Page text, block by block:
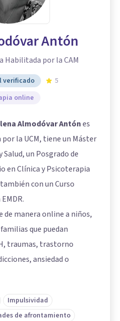
Antón
Habilitada por la CAM
verificado
5
online
Almodóvar Antónes
la UCM, tiene un Máster
Salud, un Posgrado de
en Clínica y Psicoterapia
con un Curso
de manera online a niños,
que puedan
traumas, trastorno
ansiedad o
Impulsividad
de afrontamiento